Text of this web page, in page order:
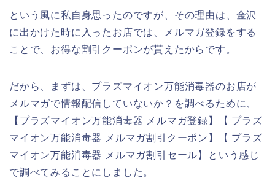
という風に私自身思ったのですが、その理由は、金沢
に出かけた時に入ったお店では、メルマガ登録をする
ことで、お得な割引クーポンが貰えたからです。
だから、まずは、プラズマイオン万能消毒器のお店が
メルマガで情報配信していないか？を調べるために、
【プラズマイオン万能消毒器 メルマガ登録】【 プラズ
マイオン万能消毒器 メルマガ割引クーポン】【 プラズ
マイオン万能消毒器 メルマガ割引セール】という感じ
で調べてみることにしました。